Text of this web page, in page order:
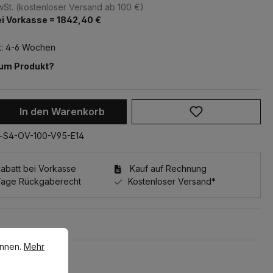
(kostenloser Versand ab 100 €)
Vorkasse = 1842,40 €
4-6 Wochen
Produkt?
Gib den gewünschten Wert
In den Warenkorb
S4-OV-100-V95-E14
bei Vorkasse
Kauf auf Rechnung
Rückgaberecht
Kostenloser Versand*
überspringen
Mehr Informationen ...
Mehr